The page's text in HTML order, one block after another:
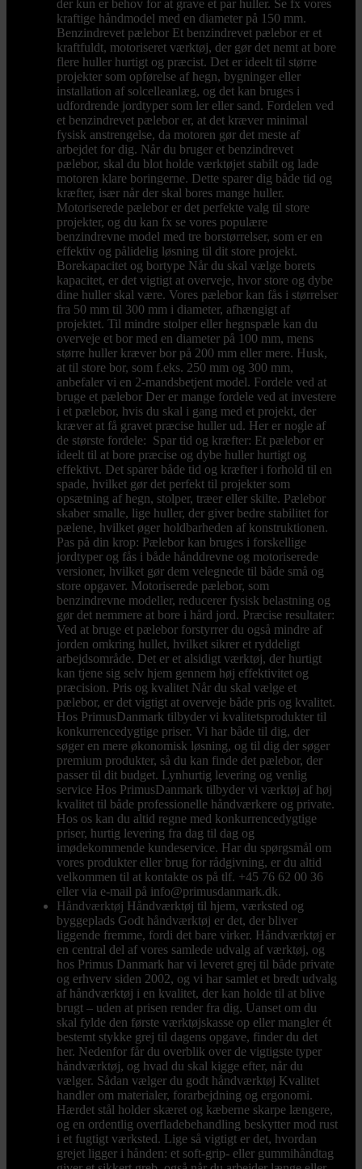
der kun er behov for at grave et par huller. Se fx vores
kraftige håndmodel med en diameter på 150 mm.
Benzindrevet pælebor Et benzindrevet pælebor er et
kraftfuldt, motoriseret værktøj, der gør det nemt at bore
flere huller hurtigt og præcist. Det er ideelt til større
projekter som opførelse af hegn, bygninger eller
installation af solcelleanlæg, og det kan bruges i
udfordrende jordtyper som ler eller sand. Fordelen ved
et benzindrevet pælebor er, at det kræver minimal
fysisk anstrengelse, da motoren gør det meste af
arbejdet for dig. Når du bruger et benzindrevet
pælebor, skal du blot holde værktøjet stabilt og lade
motoren klare boringerne. Dette sparer dig både tid og
kræfter, især når der skal bores mange huller.
Motoriserede pælebor er det perfekte valg til store
projekter, og du kan fx se vores populære
benzindrevne model med tre borstørrelser, som er en
effektiv og pålidelig løsning til dit store projekt.
Borekapacitet og bortype Når du skal vælge borets
kapacitet, er det vigtigt at overveje, hvor store og dybe
dine huller skal være. Vores pælebor kan fås i størrelser
fra 50 mm til 300 mm i diameter, afhængigt af
projektet. Til mindre stolper eller hegnspæle kan du
overveje et bor med en diameter på 100 mm, mens
større huller kræver bor på 200 mm eller mere. Husk,
at til store bor, som f.eks. 250 mm og 300 mm,
anbefaler vi en 2-mandsbetjent model. Fordele ved at
bruge et pælebor Der er mange fordele ved at investere
i et pælebor, hvis du skal i gang med et projekt, der
kræver at få gravet præcise huller ud. Her er nogle af
de største fordele: Spar tid og kræfter: Et pælebor er
ideelt til at bore præcise og dybe huller hurtigt og
effektivt. Det sparer både tid og kræfter i forhold til en
spade, hvilket gør det perfekt til projekter som
opsætning af hegn, stolper, træer eller skilte. Pælebor
skaber smalle, lige huller, der giver bedre stabilitet for
pælene, hvilket øger holdbarheden af konstruktionen.
Pas på din krop: Pælebor kan bruges i forskellige
jordtyper og fås i både hånddrevne og motoriserede
versioner, hvilket gør dem velegnede til både små og
store opgaver. Motoriserede pælebor, som
benzindrevne modeller, reducerer fysisk belastning og
gør det nemmere at bore i hård jord. Præcise resultater:
Ved at bruge et pælebor forstyrrer du også mindre af
jorden omkring hullet, hvilket sikrer et ryddeligt
arbejdsområde. Det er et alsidigt værktøj, der hurtigt
kan tjene sig selv hjem gennem høj effektivitet og
præcision. Pris og kvalitet Når du skal vælge et
pælebor, er det vigtigt at overveje både pris og kvalitet.
Hos PrimusDanmark tilbyder vi kvalitetsprodukter til
konkurrencedygtige priser. Vi har både til dig, der
søger en mere økonomisk løsning, og til dig der søger
premium produkter, så du kan finde det pælebor, der
passer til dit budget. Lynhurtig levering og venlig
service Hos PrimusDanmark tilbyder vi værktøj af høj
kvalitet til både professionelle håndværkere og private.
Hos os kan du altid regne med konkurrencedygtige
priser, hurtig levering fra dag til dag og
imødekommende kundeservice. Har du spørgsmål om
vores produkter eller brug for rådgivning, er du altid
velkommen til at kontakte os på tlf. +45 76 62 00 36
eller via e-mail på info@primusdanmark.dk.
Håndværktøj Håndværktøj til hjem, værksted og
byggeplads Godt håndværktøj er det, der bliver
liggende fremme, fordi det bare virker. Håndværktøj er
en central del af vores samlede udvalg af værktøj, og
hos Primus Danmark har vi leveret grej til både private
og erhverv siden 2002, og vi har samlet et bredt udvalg
af håndværktøj i en kvalitet, der kan holde til at blive
brugt – uden at prisen render fra dig. Uanset om du
skal fylde den første værktøjskasse op eller mangler ét
bestemt stykke grej til dagens opgave, finder du det
her. Nedenfor får du overblik over de vigtigste typer
håndværktøj, og hvad du skal kigge efter, når du
vælger. Sådan vælger du godt håndværktøj Kvalitet
handler om materialer, forarbejdning og ergonomi.
Hærdet stål holder skæret og kæberne skarpe længere,
og en ordentlig overfladebehandling beskytter mod rust
i et fugtigt værksted. Lige så vigtigt er det, hvordan
grejet ligger i hånden: et soft-grip- eller gummihåndtag